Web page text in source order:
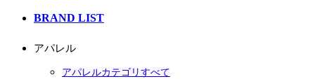
BRAND LIST
アパレル
アパレルカテゴリすべて